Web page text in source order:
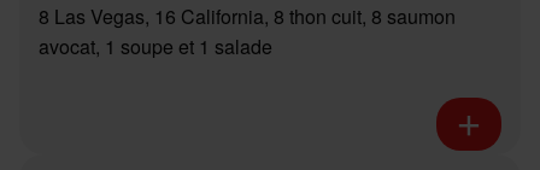
8 Las Vegas, 16 California, 8 thon cuit, 8 saumon
avocat, 1 soupe et 1 salade